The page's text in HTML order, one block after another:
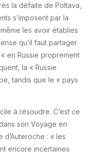
la défaite de Poltava,
s’imposent par la
les avoir établies
qu’il faut partager
en Russie proprement
la « Russie
tandis que le « pays
à résoudre. C’est ce
son Voyage en
d’Auteroche : « les
encore incertaines